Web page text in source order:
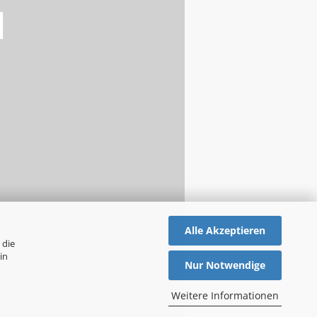
die
Alle Akzeptieren
Nur Notwendige
Weitere Informationen